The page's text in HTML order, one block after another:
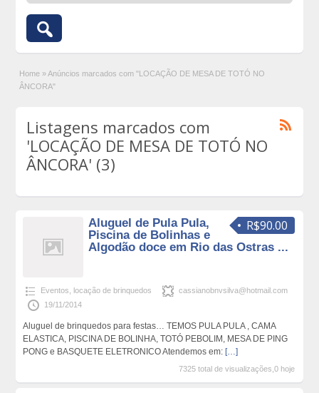
Home » Anúncios marcados com "LOCAÇÃO DE MESA DE TOTÓ NO
ÂNCORA"
Listagens marcados com
'LOCAÇÃO DE MESA DE TOTÓ NO
ÂNCORA' (3)
R$90.00
Aluguel de Pula Pula,
Piscina de Bolinhas e
Algodão doce em Rio das Ostras ...
Eventos locação de brinquedos
cassianobnvsilva@hotmail.com
19/11/2014
Aluguel de brinquedos para festas… TEMOS PULA PULA , CAMA
ELASTICA, PISCINA DE BOLINHA, TOTÓ PEBOLIM, MESA DE PING
PONG e BASQUETE ELETRONICO Atendemos em: […]
7325 total de visualizações,0 hoje